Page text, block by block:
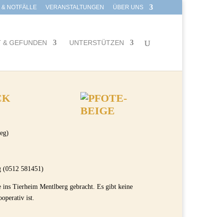
& NOTFÄLLE VERANSTALTUNGEN ÜBER UNS
& GEFUNDEN UNTERSTÜTZEN
581451)
ins Tierheim Mentlberg gebracht. Es gibt keine
ist.